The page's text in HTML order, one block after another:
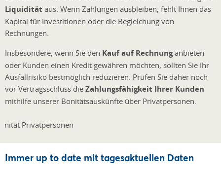
Liquidität aus. Wenn Zahlungen ausbleiben, fehlt Ihnen das
Kapital für Investitionen oder die Begleichung von
Rechnungen.
Insbesondere, wenn Sie den Kauf auf Rechnunganbieten
oder Kunden einen Kredit gewähren möchten, sollten Sie Ihr
Ausfallrisiko bestmöglich reduzieren. Prüfen Sie daher noch
vor Vertragsschluss die Zahlungsfähigkeit Ihrer Kunden
mithilfe unserer Bonitätsauskünfte über Privatpersonen.
Immer up to date mit tagesaktuellen Daten